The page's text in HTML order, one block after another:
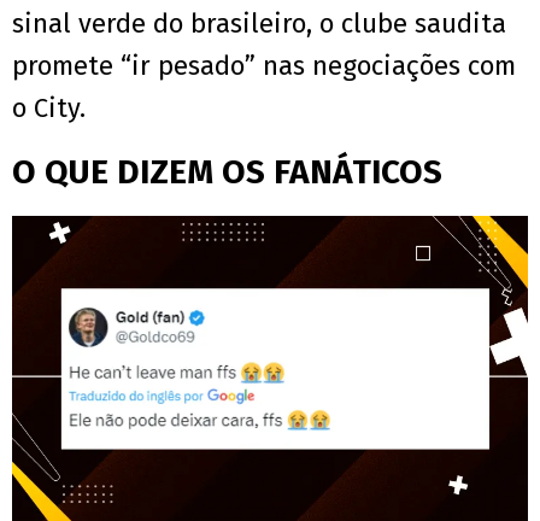
sinal verde do brasileiro, o clube saudita
promete “ir pesado” nas negociações com
o City.
O QUE DIZEM OS FANÁTICOS